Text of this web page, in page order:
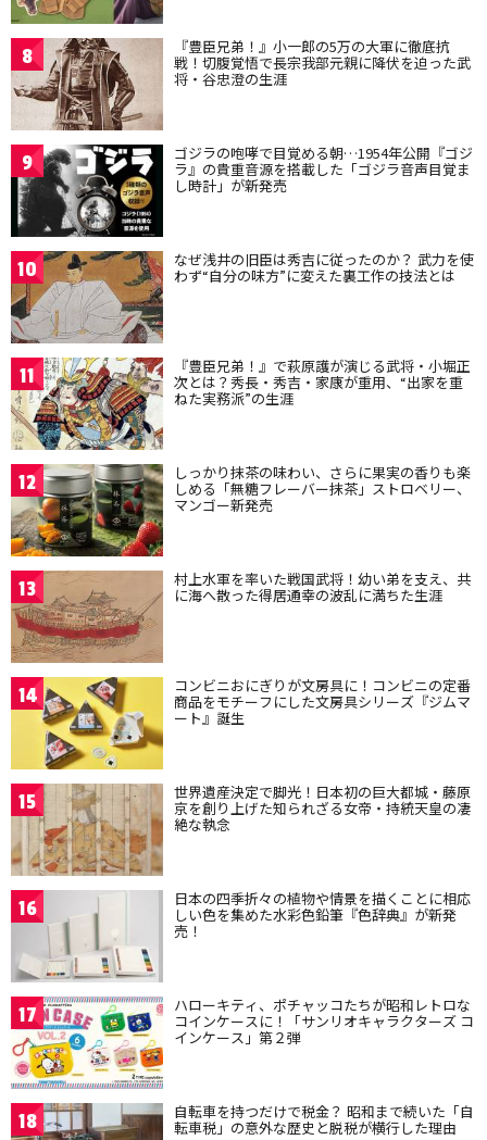
8 『豊臣兄弟！』小一郎の5万の大軍に徹底抗
戦！切腹覚悟で長宗我部元親に降伏を迫った武
将・谷忠澄の生涯
9 ゴジラの咆哮で目覚める朝…1954年公開『ゴジ
ラ』の貴重音源を搭載した「ゴジラ音声目覚ま
し時計」が新発売
10 なぜ浅井の旧臣は秀吉に従ったのか？ 武力を使
わず“自分の味方”に変えた裏工作の技法とは
11 『豊臣兄弟！』で萩原護が演じる武将・小堀正
次とは？秀長・秀吉・家康が重用、“出家を重
ねた実務派”の生涯
12 しっかり抹茶の味わい、さらに果実の香りも楽
しめる「無糖フレーバー抹茶」ストロベリー、
マンゴー新発売
13 村上水軍を率いた戦国武将！幼い弟を支え、共
に海へ散った得居通幸の波乱に満ちた生涯
14 コンビニおにぎりが文房具に！コンビニの定番
商品をモチーフにした文房具シリーズ『ジムマ
ート』誕生
15 世界遺産決定で脚光！日本初の巨大都城・藤原
京を創り上げた知られざる女帝・持統天皇の凄
絶な執念
16 日本の四季折々の植物や情景を描くことに相応
しい色を集めた水彩色鉛筆『色辞典』が新発
売！
17 ハローキティ、ポチャッコたちが昭和レトロな
コインケースに！「サンリオキャラクターズ コ
インケース」第２弾
18 自転車を持つだけで税金？ 昭和まで続いた「自
転車税」の意外な歴史と脱税が横行した理由